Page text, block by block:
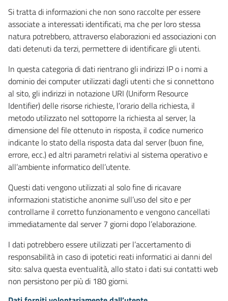
Si tratta di informazioni che non sono raccolte per essere
associate a interessati identificati, ma che per loro stessa
natura potrebbero, attraverso elaborazioni ed associazioni con
dati detenuti da terzi, permettere di identificare gli utenti.
In questa categoria di dati rientrano gli indirizzi IP o i nomi a
dominio dei computer utilizzati dagli utenti che si connettono
al sito, gli indirizzi in notazione URI (Uniform Resource
Identifier) delle risorse richieste, l’orario della richiesta, il
metodo utilizzato nel sottoporre la richiesta al server, la
dimensione del file ottenuto in risposta, il codice numerico
indicante lo stato della risposta data dal server (buon fine,
errore, ecc.) ed altri parametri relativi al sistema operativo e
all’ambiente informatico dell’utente.
Questi dati vengono utilizzati al solo fine di ricavare
informazioni statistiche anonime sull’uso del sito e per
controllarne il corretto funzionamento e vengono cancellati
immediatamente dal server 7 giorni dopo l’elaborazione.
I dati potrebbero essere utilizzati per l’accertamento di
responsabilità in caso di ipotetici reati informatici ai danni del
sito: salva questa eventualità, allo stato i dati sui contatti web
non persistono per più di 180 giorni.